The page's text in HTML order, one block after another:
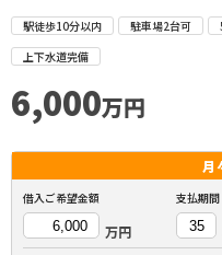
駅徒歩10分以内 駐車場2台可
上下水道完備
6,000万円
月
借入ご希望金額
万円
支払期間